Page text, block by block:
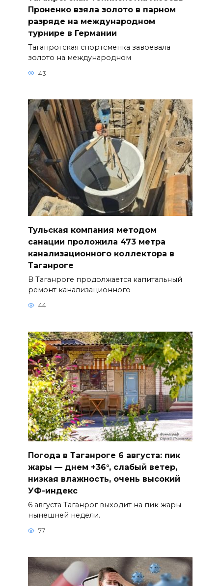
Проненко взяла золото в парном
разряде на международном
турнире в Германии
Таганрогская спортсменка завоевала
золото на международном
43
Тульская компания методом
санации проложила 473 метра
канализационного коллектора в
Таганроге
В Таганроге продолжается капитальный
ремонт канализационного
44
Погода в Таганроге 6 августа: пик
жары — днем +36°, слабый ветер,
низкая влажность, очень высокий
УФ-индекс
6 августа Таганрог выходит на пик жары
нынешней недели.
77